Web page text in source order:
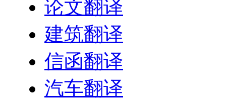
论文翻译
建筑翻译
信函翻译
汽车翻译